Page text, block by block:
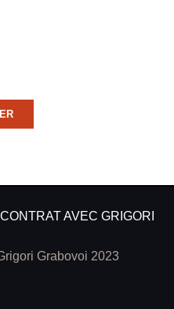
AVEC GRIGORI
Grabovoi 2023